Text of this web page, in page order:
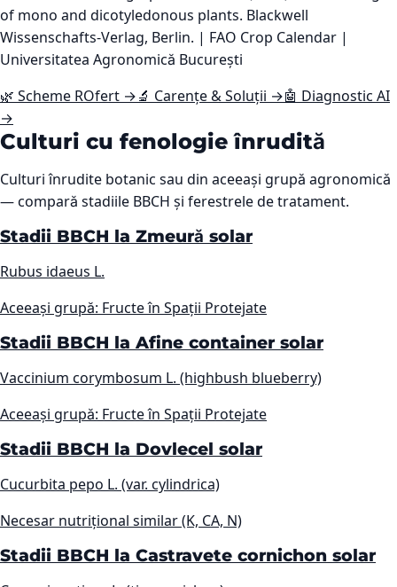
of mono and dicotyledonous plants. Blackwell
Wissenschafts-Verlag, Berlin. | FAO Crop Calendar |
Universitatea Agronomică București
🌿 Scheme ROfert →🔬 Carențe & Soluții →🤖 Diagnostic AI
→
Culturi cu fenologie înrudită
Culturi înrudite botanic sau din aceeași grupă agronomică
— compară stadiile BBCH și ferestrele de tratament.
Stadii BBCH la Zmeură solar
Rubus idaeus L.
Aceeași grupă: Fructe în Spații Protejate
Stadii BBCH la Afine container solar
Vaccinium corymbosum L. (highbush blueberry)
Aceeași grupă: Fructe în Spații Protejate
Stadii BBCH la Dovlecel solar
Cucurbita pepo L. (var. cylindrica)
Necesar nutrițional similar (K, CA, N)
Stadii BBCH la Castravete cornichon solar